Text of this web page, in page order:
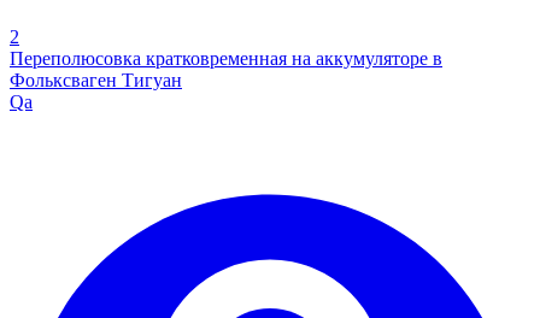
2
Переполюсовка кратковременная на аккумуляторе в
Фольксваген Тигуан
Qa